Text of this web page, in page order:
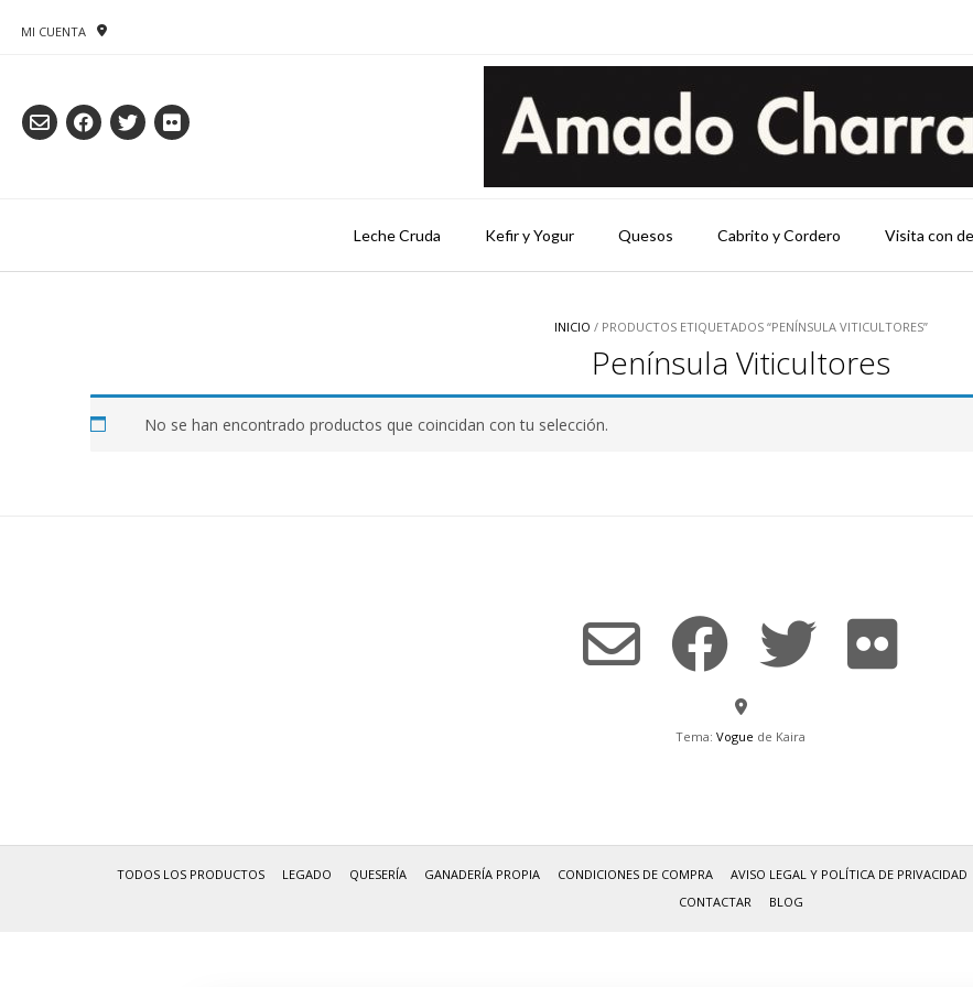
MI CUENTA
Leche Cruda Kefir y Yogur Quesos Cabrito y Cordero Visita con
INICIO / PRODUCTOS ETIQUETADOS “PENÍNSULA VITICULTORES”
Península Viticultores
No se han encontrado productos que coincidan con tu selección.
Tema: Vogue de Kaira
TODOS LOS PRODUCTOS LEGADO QUESERÍA GANADERÍA PROPIA CONDICIONES DE COMPRA AVISO LEGAL Y POLÍTICA DE PRIVACIDAD
CONTACTAR
BLOG